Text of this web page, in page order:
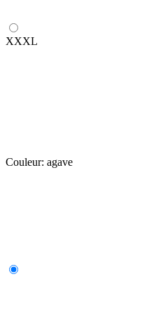
XXXL
Couleur: agave